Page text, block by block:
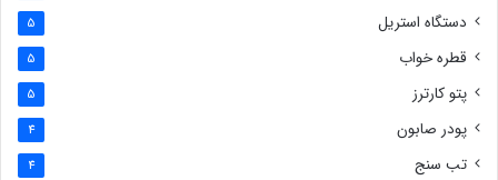
دستگاه استریل 5
قطره خواب 5
پتو کارترز 5
پودر صابون 4
تب سنج 4